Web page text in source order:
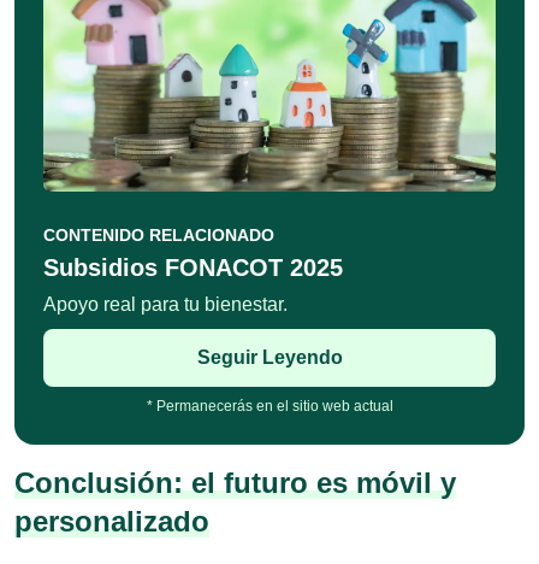
CONTENIDO RELACIONADO
Subsidios FONACOT 2025
Apoyo real para tu bienestar.
Seguir Leyendo
* Permanecerás en el sitio web actual
Conclusión: el futuro es móvil y
personalizado